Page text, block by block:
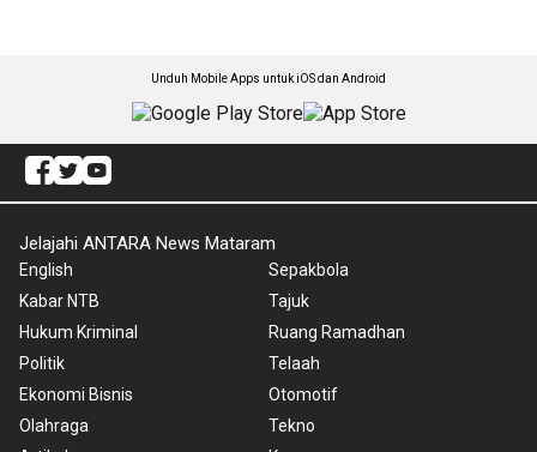
Unduh Mobile Apps untuk iOS dan Android
Jelajahi ANTARA News Mataram
English
Kabar NTB
Hukum Kriminal
Politik
Ekonomi Bisnis
Olahraga
Sepakbola
Tajuk
Ruang Ramadhan
Telaah
Otomotif
Tekno